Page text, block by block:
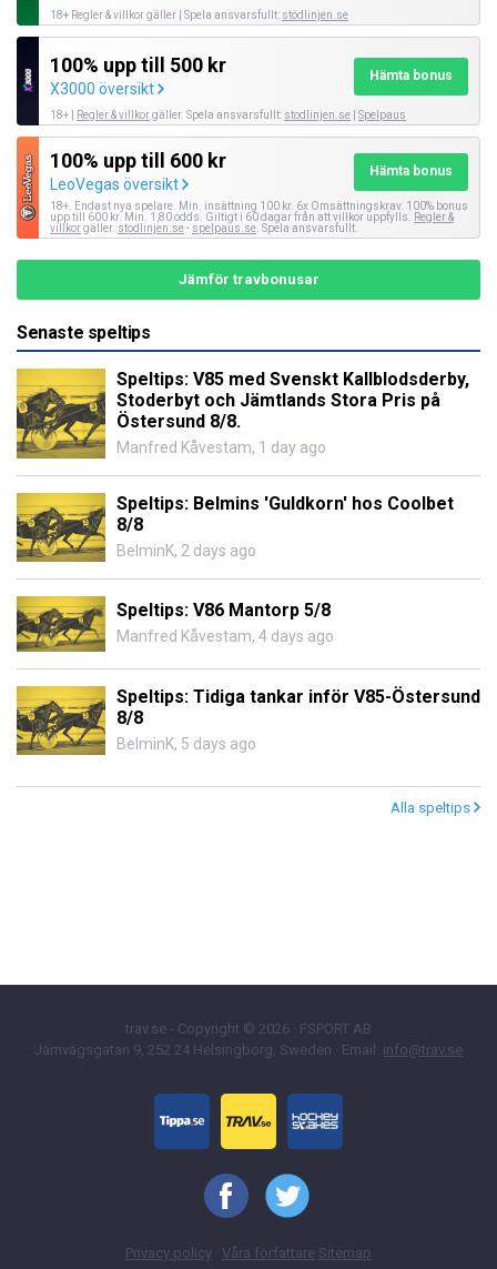
18+ Regler & villkor gäller | Spela ansvarsfullt: stödlinjen.se
100% upp till 500 kr
X3000 översikt
Hämta bonus
18+ | Regler & villkorgäller. Spela ansvarsfullt: stodlinjen.se Spelpaus
100% upp till 600 kr
LeoVegas översikt
Hämta bonus
18+. Endast nya spelare. Min. insättning 100 kr. 6x Omsättningskrav. 100% bonus
upp till 600 kr. Min. 1,80 odds. Giltigt i 60 dagar från att villkor uppfylls.
Regler &
villkorgäller. stodlinjen.se- spelpaus.se . Spela ansvarsfullt.
Jämför travbonusar
Senaste speltips
Speltips: V85 med Svenskt Kallblodsderby,
Stoderbyt och Jämtlands Stora Pris på
Östersund 8/8.
Manfred Kåvestam, 1 day ago
Speltips: Belmins 'Guldkorn' hos Coolbet
8/8
BelminK, 2 days ago
Speltips: V86 Mantorp 5/8
Manfred Kåvestam, 4 days ago
Speltips: Tidiga tankar inför V85-Östersund
8/8
BelminK, 5 days ago
Alla speltips
trav.se - Copyright © 2026 · FSPORT AB
Järnvägsgatan 9, 252 24 Helsingborg, Sweden · Email: info@trav.se
Privacy policy · Våra författare Sitemap